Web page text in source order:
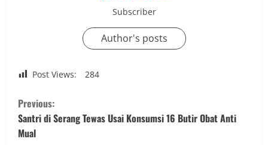
Subscriber
Author's posts
Post Views: 284
C
o
Previous:
Santri di Serang Tewas Usai Konsumsi 16 Butir Obat Anti
Mual